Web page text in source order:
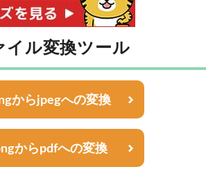
イル変換ツール
からjpegへの変換
からpdfへの変換